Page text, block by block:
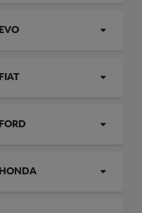
EVO
FIAT
FORD
HONDA